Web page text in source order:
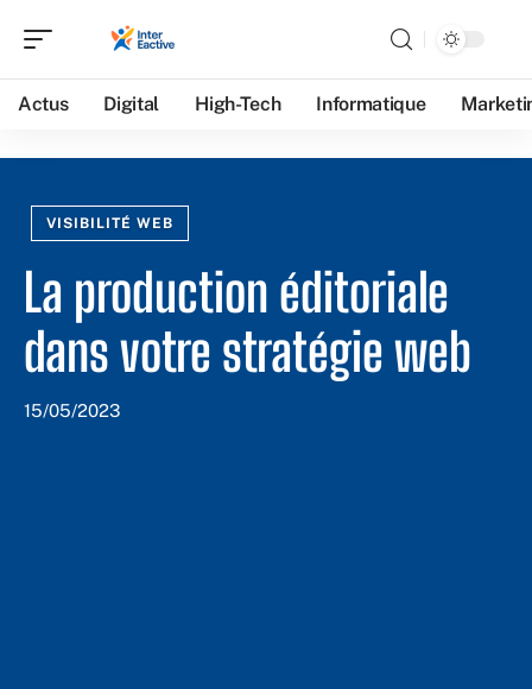
Actus Digital High-Tech Informatique
VISIBILITÉ WEB
La production éditoriale
dans votre stratégie web
15/05/2023